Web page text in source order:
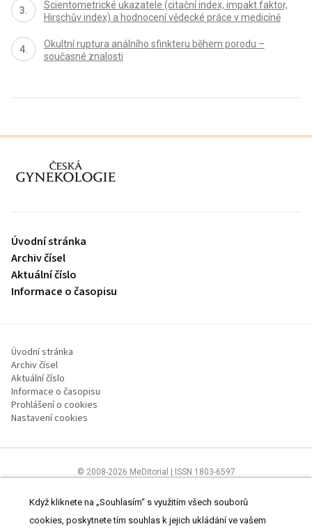
Scientometrické ukazatele (citační index, impakt faktor,
Hirschův index) a hodnocení vědecké práce v medicíně
Okultní ruptura análního sfinkteru během porodu –
současné znalosti
proLékaře.cz
Úvodní stránka
Archiv čísel
Aktuální číslo
Informace o časopisu
Úvodní stránka
Archiv čísel
Aktuální číslo
Informace o časopisu
Prohlášení o cookies
Nastavení cookies
© 2008-2026 MeDitorial | ISSN 1803-6597
zdravotnictví.Čtěte prohlášeníaZásady zpracování osobních údajů
Když kliknete na „Souhlasím“ s využitím všech souborů
cookies, poskytnete tím souhlas k jejich ukládání ve vašem